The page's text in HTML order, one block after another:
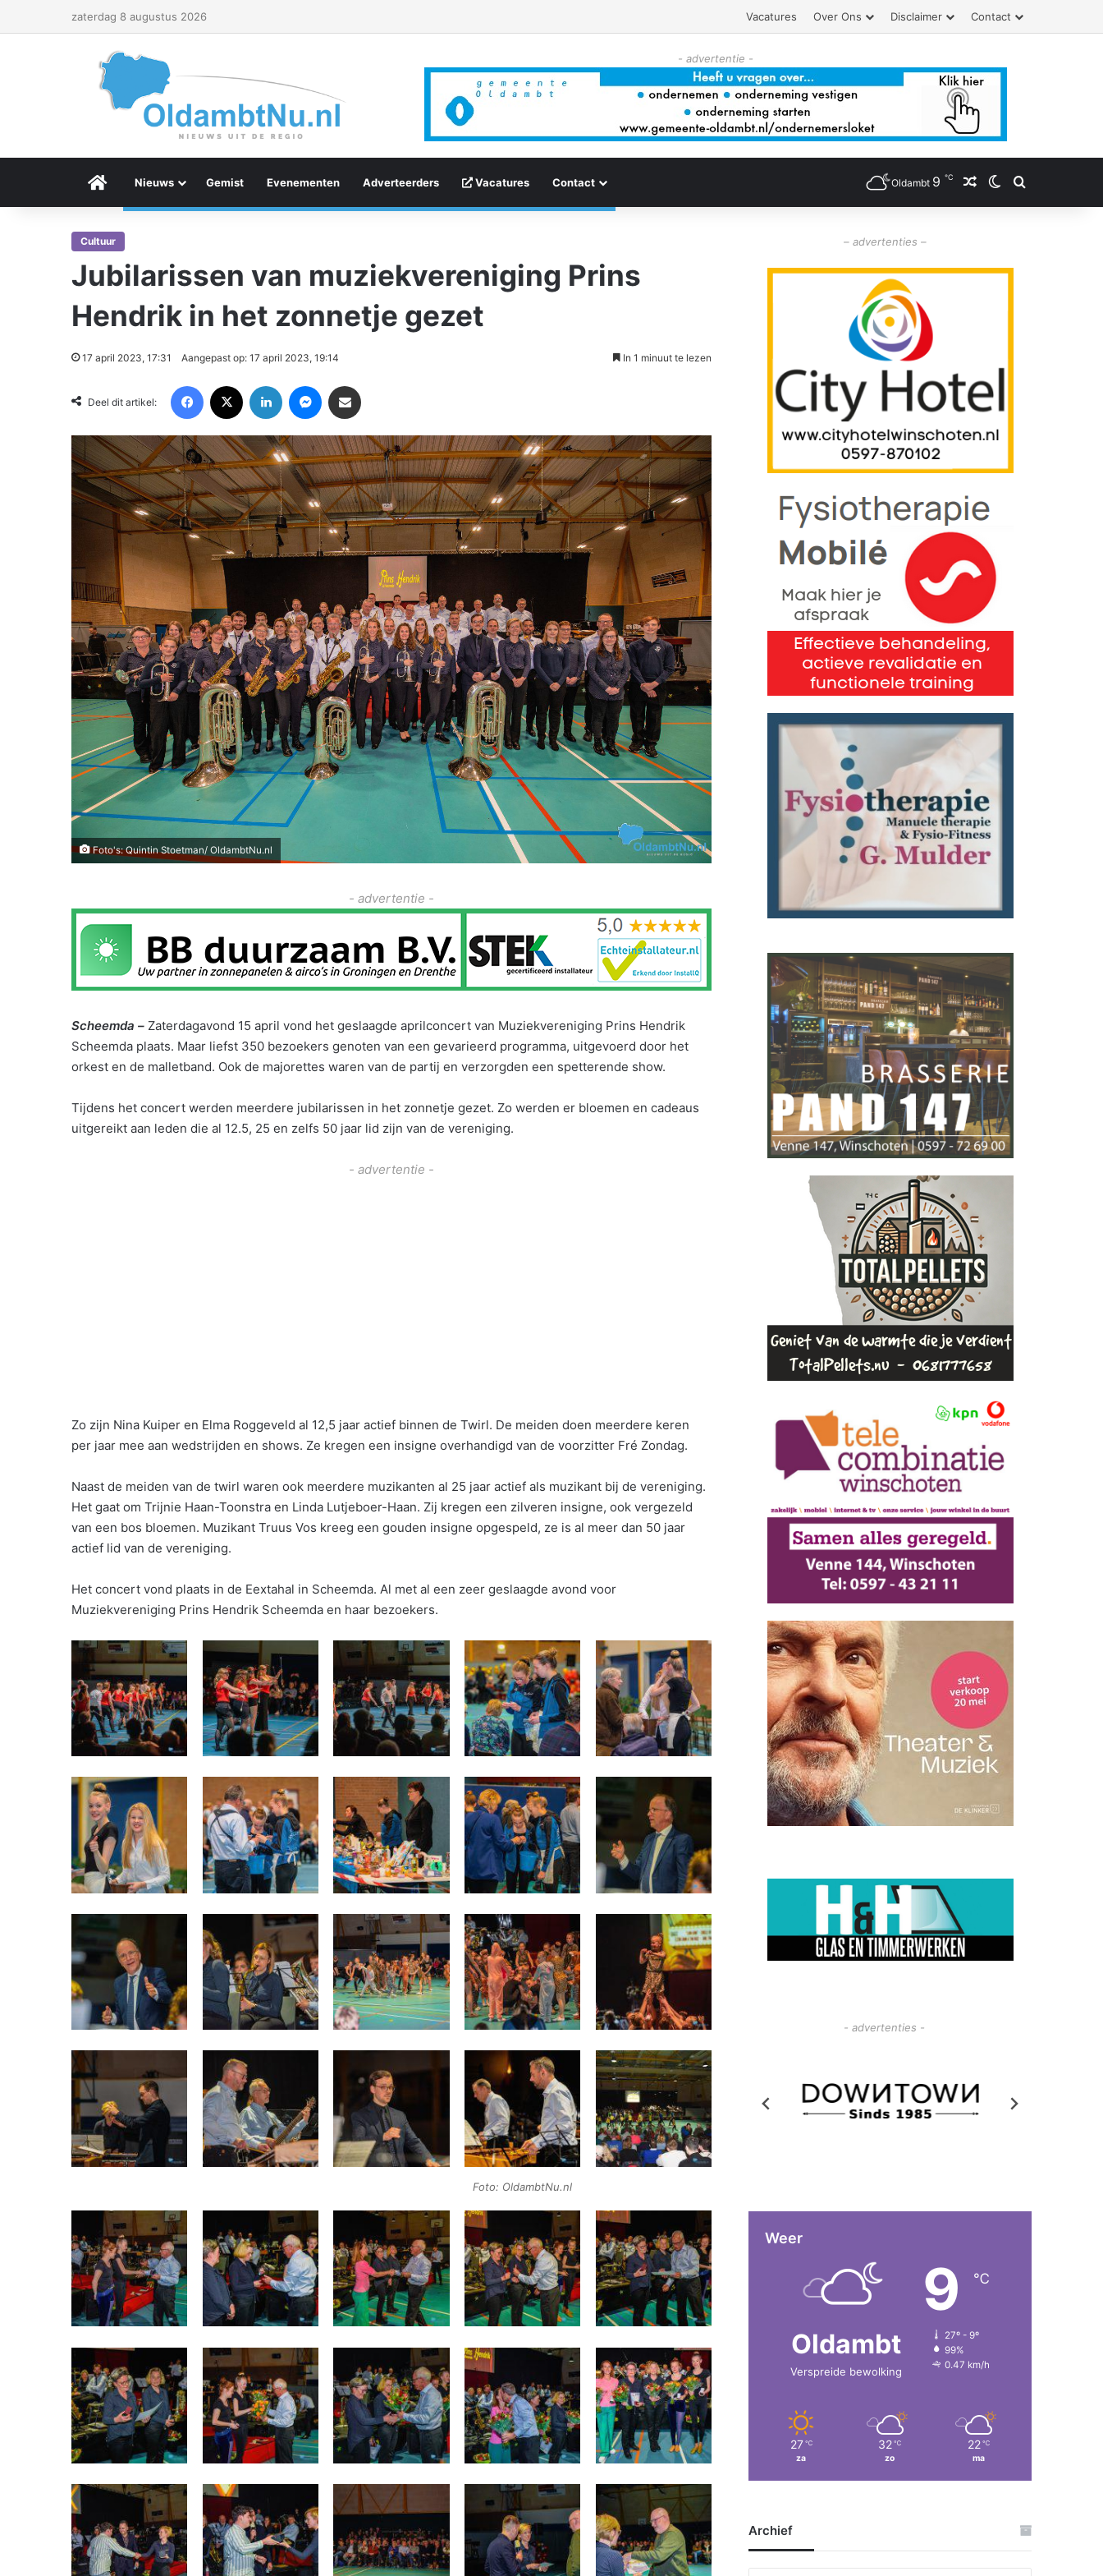
zaterdag 8 augustus 2026 Vacatures Over Ons Disclaimer Contact
- advertentie -
Menu Item
Nieuws Gemist Evenementen Adverteerders Vacatures Contact Oldambt 9 ℃ Willekeurig artikel
Switch skin
Cultuur
Jubilarissen van muziekvereniging Prins
Hendrik in het zonnetje gezet
17 april 2023, 17:31 Aangepast op: 17 april 2023, 19:14 In 1 minuut te lezen
Deel dit artikel:
Foto's: Quintin Stoetman/ OldambtNu.nl
- advertentie -
Scheemda – Zaterdagavond 15 april vond het geslaagde aprilconcert van Muziekvereniging Prins Hendrik
Scheemda plaats. Maar liefst 350 bezoekers genoten van een gevarieerd programma, uitgevoerd door het
orkest en de malletband. Ook de majorettes waren van de partij en verzorgden een spetterende show.
Tijdens het concert werden meerdere jubilarissen in het zonnetje gezet. Zo werden er bloemen en cadeaus
uitgereikt aan leden die al 12.5, 25 en zelfs 50 jaar lid zijn van de vereniging.
- advertentie -
Zo zijn Nina Kuiper en Elma Roggeveld al 12,5 jaar actief binnen de Twirl. De meiden doen meerdere keren
per jaar mee aan wedstrijden en shows. Ze kregen een insigne overhandigd van de voorzitter Fré Zondag.
Naast de meiden van de twirl waren ook meerdere muzikanten al 25 jaar actief als muzikant bij de vereniging.
Het gaat om Trijnie Haan-Toonstra en Linda Lutjeboer-Haan. Zij kregen een zilveren insigne, ook vergezeld
van een bos bloemen. Muzikant Truus Vos kreeg een gouden insigne opgespeld, ze is al meer dan 50 jaar
actief lid van de vereniging.
Het concert vond plaats in de Eextahal in Scheemda. Al met al een zeer geslaagde avond voor
Muziekvereniging Prins Hendrik Scheemda en haar bezoekers.
Foto: OldambtNu.nl
– advertenties –
- advertenties -
Weer
Oldambt
Verspreide bewolking
9 ℃
27º - 9º
99%
0.47 km/h
27 ℃
za
32 ℃
zo
22 ℃
ma
Archief